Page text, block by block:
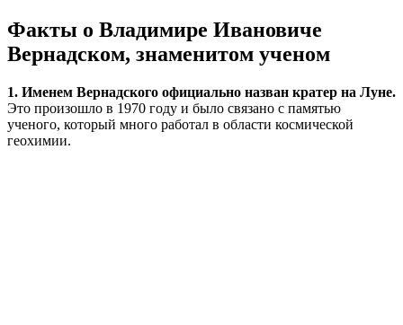
Факты о Владимире Ивановиче
Вернадском, знаменитом ученом
1. Именем Вернадского официально назван кратер на Луне.
Это произошло в 1970 году и было связано с памятью
ученого, который много работал в области космической
геохимии.